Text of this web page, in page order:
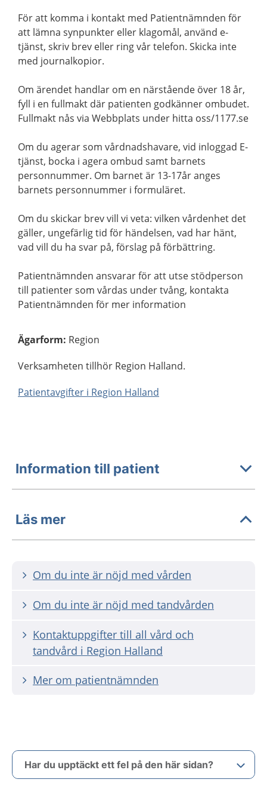
För att komma i kontakt med Patientnämnden för
att lämna synpunkter eller klagomål, använd e-
tjänst, skriv brev eller ring vår telefon. Skicka inte
med journalkopior.
Om ärendet handlar om en närstående över 18 år,
fyll i en fullmakt där patienten godkänner ombudet.
Fullmakt nås via Webbplats under hitta oss/1177.se
Om du agerar som vårdnadshavare, vid inloggad E-
tjänst, bocka i agera ombud samt barnets
personnummer. Om barnet är 13-17år anges
barnets personnummer i formuläret.
Om du skickar brev vill vi veta: vilken vårdenhet det
gäller, ungefärlig tid för händelsen, vad har hänt,
vad vill du ha svar på, förslag på förbättring.
Patientnämnden ansvarar för att utse stödperson
till patienter som vårdas under tvång, kontakta
Patientnämnden för mer information
Ägarform: Region
Verksamheten tillhör Region Halland.
Patientavgifter i Region Halland
Information till patient
Läs mer
Om du inte är nöjd med vården
Om du inte är nöjd med tandvården
Kontaktuppgifter till all vård och
tandvård i Region Halland
Mer om patientnämnden
Har du upptäckt ett fel på den här sidan?